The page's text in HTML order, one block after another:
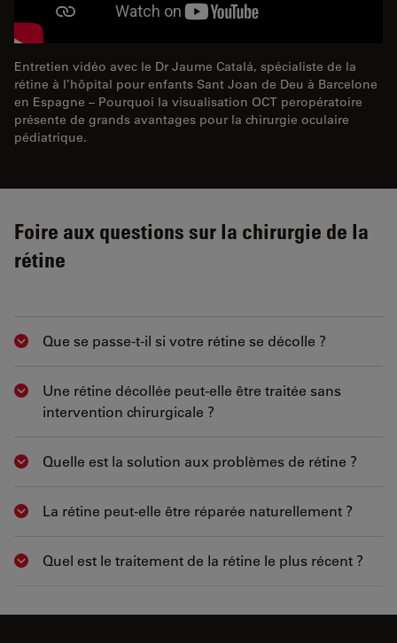
Entretien vidéo avec le Dr Jaume Catalá, spécialiste de la
rétine à l’hôpital pour enfants Sant Joan de Deu à Barcelone
en Espagne – Pourquoi la visualisation OCT peropératoire
présente de grands avantages pour la chirurgie oculaire
pédiatrique.
Foire aux questions sur la chirurgie de la
rétine
Show answer
Que se passe-t-il si votre rétine se décolle ?
Show answer
Une rétine décollée peut-elle être traitée sans
intervention chirurgicale ?
Show answer
Quelle est la solution aux problèmes de rétine ?
Show answer
La rétine peut-elle être réparée naturellement ?
Show answer
Quel est le traitement de la rétine le plus récent ?